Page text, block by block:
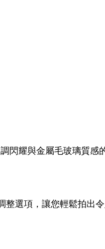
閃耀與金屬毛玻璃質感
選項，讓您輕鬆拍出令